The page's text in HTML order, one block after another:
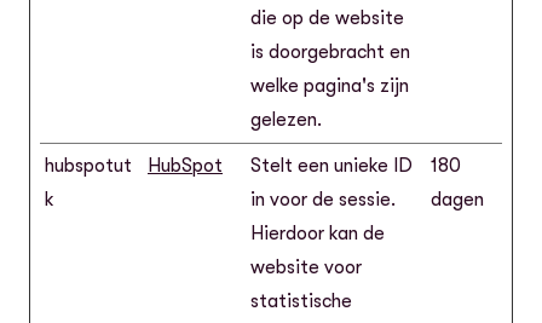
die op de website
is doorgebracht en
welke pagina's zijn
gelezen.
hubspotut
k
HubSpot
Stelt een unieke ID
in voor de sessie.
Hierdoor kan de
website voor
statistische
180
dagen